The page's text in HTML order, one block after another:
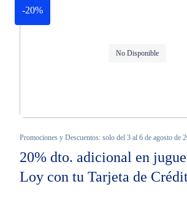
-20%
No Disponible
Promociones y Descuentos: solo del 3 al 6 de agosto de
20% dto. adicional en
Loy con tu Tarjeta de